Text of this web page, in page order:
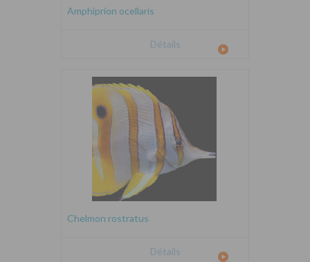
Amphiprion ocellaris
Détails
Chelmon rostratus
Détails